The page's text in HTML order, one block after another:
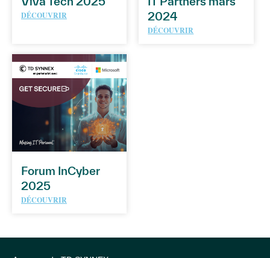
DÉCOUVRIR
2024
DÉCOUVRIR
Forum InCyber
2025
DÉCOUVRIR